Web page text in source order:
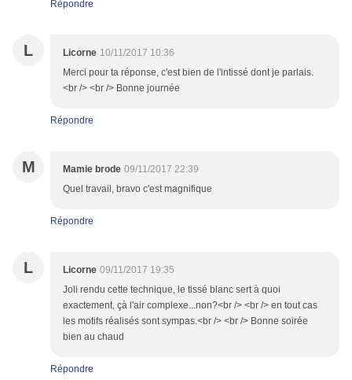
Répondre
L Licorne 10/11/2017 10:36
Merci pour ta réponse, c'est bien de l'intissé dont je parlais.
<br /> <br /> Bonne journée
Répondre
M Mamie brode 09/11/2017 22:39
Quel travail, bravo c'est magnifique
Répondre
L Licorne 09/11/2017 19:35
Joli rendu cette technique, le tissé blanc sert à quoi
exactement, çà l'air complexe...non?<br /> <br /> en tout cas
les motifs réalisés sont sympas.<br /> <br /> Bonne soirée
bien au chaud
Répondre